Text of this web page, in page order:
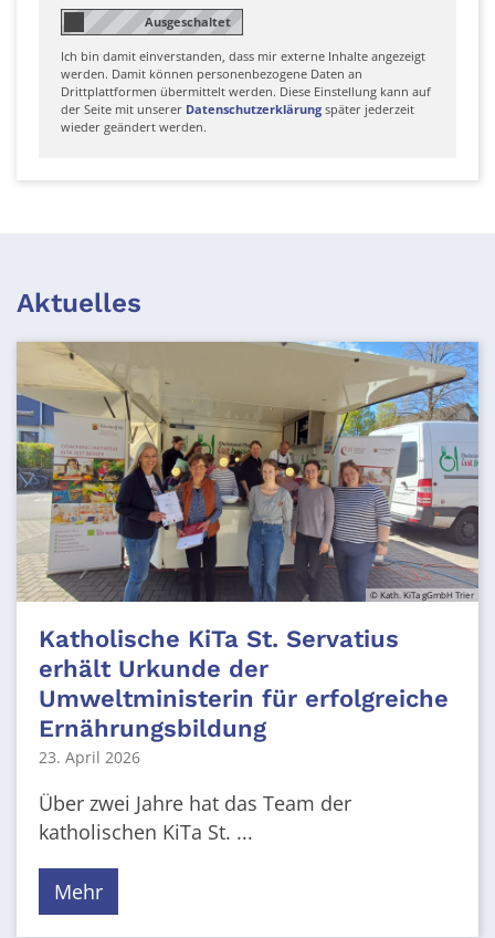
Ich bin damit einverstanden, dass mir externe Inhalte angezeigt
werden. Damit können personenbezogene Daten an
Drittplattformen übermittelt werden. Diese Einstellung kann auf
der Seite mit unserer Datenschutzerklärung später jederzeit
wieder geändert werden.
Aktuelles
© Kath. KiTa gGmbH Trier
Katholische KiTa St. Servatius
erhält Urkunde der
Umweltministerin für erfolgreiche
Ernährungsbildung
23. April 2026
Über zwei Jahre hat das Team der
katholischen KiTa St. ...
Mehr